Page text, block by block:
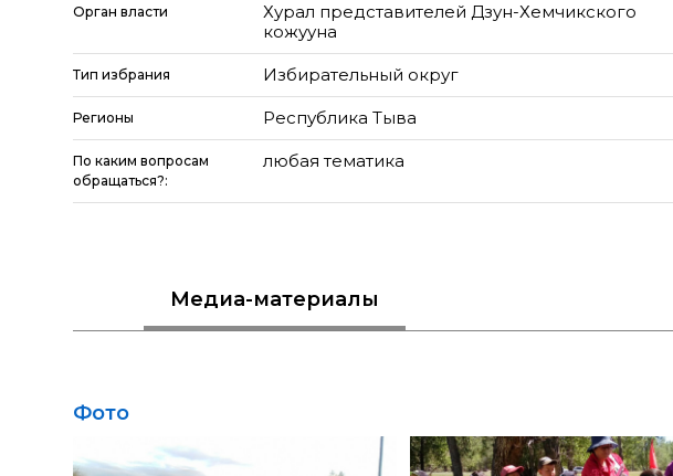
Орган власти
Хурал представителей Дзун-Хемчикского
кожууна
Тип избрания Избирательный округ
Регионы Республика Тыва
По каким вопросам
обращаться?:
любая тематика
Медиа-материалы
Фото